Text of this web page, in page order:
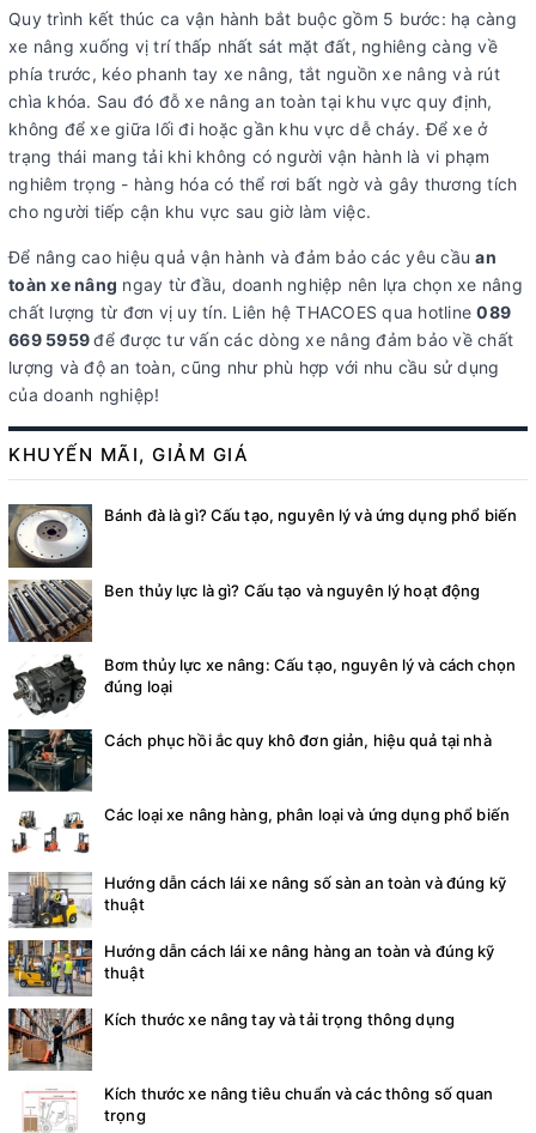
Quy trình kết thúc ca vận hành bắt buộc gồm 5 bước: hạ càng
xe nâng xuống vị trí thấp nhất sát mặt đất, nghiêng càng về
phía trước, kéo phanh tay xe nâng, tắt nguồn xe nâng và rút
chìa khóa. Sau đó đỗ xe nâng an toàn tại khu vực quy định,
không để xe giữa lối đi hoặc gần khu vực dễ cháy. Để xe ở
trạng thái mang tải khi không có người vận hành là vi phạm
nghiêm trọng - hàng hóa có thể rơi bất ngờ và gây thương tích
cho người tiếp cận khu vực sau giờ làm việc.
Để nâng cao hiệu quả vận hành và đảm bảo các yêu cầuan
toàn xe nâng ngay từ đầu, doanh nghiệp nên lựa chọn xe nâng
chất lượng từ đơn vị uy tín. Liên hệ THACOES qua hotline089
669 5959để được tư vấn các dòng xe nâng đảm bảo về chất
lượng và độ an toàn, cũng như phù hợp với nhu cầu sử dụng
của doanh nghiệp!
KHUYẾN MÃI, GIẢM GIÁ
Bánh đà là gì? Cấu tạo, nguyên lý và ứng dụng phổ biến
Ben thủy lực là gì? Cấu tạo và nguyên lý hoạt động
Bơm thủy lực xe nâng: Cấu tạo, nguyên lý và cách chọn
đúng loại
Cách phục hồi ắc quy khô đơn giản, hiệu quả tại nhà
Các loại xe nâng hàng, phân loại và ứng dụng phổ biến
Hướng dẫn cách lái xe nâng số sàn an toàn và đúng kỹ
thuật
Hướng dẫn cách lái xe nâng hàng an toàn và đúng kỹ
thuật
Kích thước xe nâng tay và tải trọng thông dụng
Kích thước xe nâng tiêu chuẩn và các thông số quan
trọng